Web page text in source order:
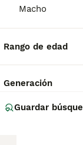
Macho
Rango de edad
Generación
Guardar¿Cuál